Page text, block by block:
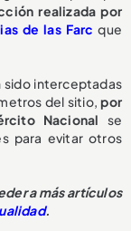
realizada por
de las Farcque
sido interceptadas
del sitio, por
Nacional se
para evitar otros
a más artículos
.